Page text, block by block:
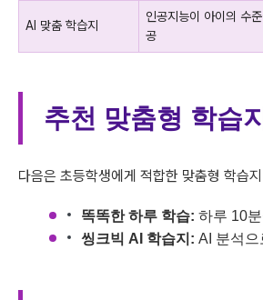
AI 맞춤 학습지
인공지능이 아이의 수
공
추천 맞춤형 학습
다음은 초등학생에게 적합한 맞춤형 학습
똑똑한 하루 학습: 하루 10
씽크빅 AI 학습지: AI 분석으